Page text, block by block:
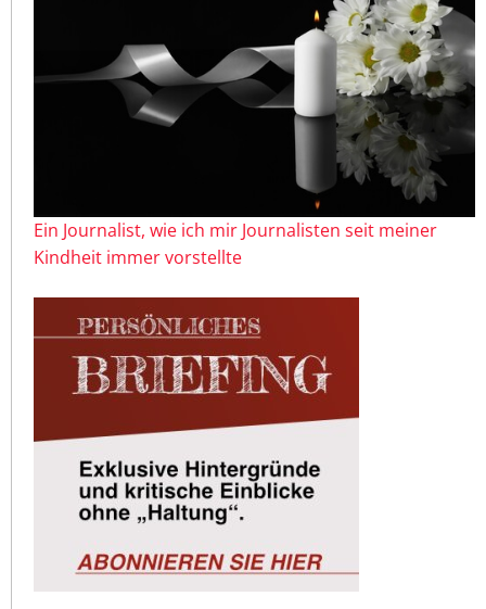
Ein Journalist, wie ich mir Journalisten seit meiner
Kindheit immer vorstellte